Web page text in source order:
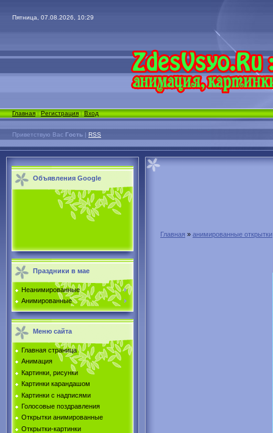
Пятница, 07.08.2026, 10:29
Главная|Регистрация|Вход
Приветствую Вас Гость | RSS
Объявления Google
Праздники в мае
Неанимированные
Анимированные
Меню сайта
Главная страница
Анимация
Картинки, рисунки
Картинки карандашом
Картинки с надписями
Голосовые поздравления
Открытки анимированные
Открытки-картинки
Главная » анимированные открытки